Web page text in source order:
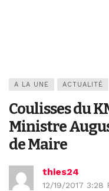
A LA UNE ACTUALITÉ
Coulisses du
Ministre
de Maire
thies24
12/19/2017 3:28